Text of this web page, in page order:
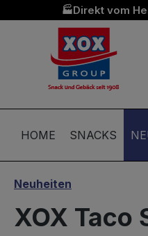
Zur
🏭Direkt vom
HOME SNACKS
Neuheiten
XOX Taco